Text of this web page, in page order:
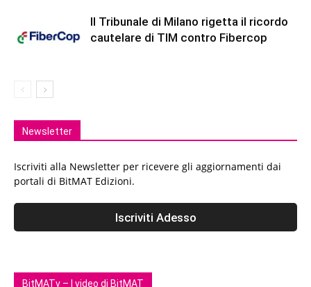
Il Tribunale di Milano rigetta il ricordo
cautelare di TIM contro Fibercop
Newsletter
Iscriviti alla Newsletter per ricevere gli aggiornamenti dai
portali di BitMAT Edizioni.
BitMATv – I video di BitMAT